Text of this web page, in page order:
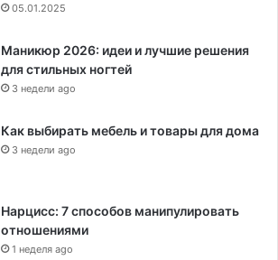
05.01.2025
Маникюр 2026: идеи и лучшие решения
для стильных ногтей
3 недели ago
Как выбирать мебель и товары для дома
3 недели ago
Нарцисс: 7 способов манипулировать
отношениями
1 неделя ago